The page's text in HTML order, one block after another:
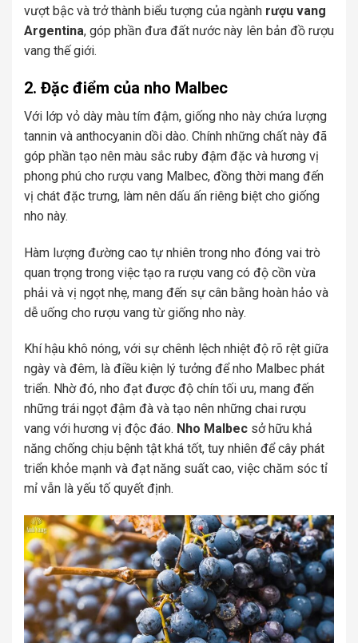
vượt bậc và trở thành biểu tượng của ngành rượu vang
Argentina, góp phần đưa đất nước này lên bản đồ rượu
vang thế giới.
2. Đặc điểm của nho Malbec
Với lớp vỏ dày màu tím đậm, giống nho này chứa lượng
tannin và anthocyanin dồi dào. Chính những chất này đã
góp phần tạo nên màu sắc ruby đậm đặc và hương vị
phong phú cho rượu vang Malbec, đồng thời mang đến
vị chát đặc trưng, làm nên dấu ấn riêng biệt cho giống
nho này.
Hàm lượng đường cao tự nhiên trong nho đóng vai trò
quan trọng trong việc tạo ra rượu vang có độ cồn vừa
phải và vị ngọt nhẹ, mang đến sự cân bằng hoàn hảo và
dễ uống cho rượu vang từ giống nho này.
Khí hậu khô nóng, với sự chênh lệch nhiệt độ rõ rệt giữa
ngày và đêm, là điều kiện lý tưởng để nho Malbec phát
triển. Nhờ đó, nho đạt được độ chín tối ưu, mang đến
những trái ngọt đậm đà và tạo nên những chai rượu
vang với hương vị độc đáo. Nho Malbec sở hữu khả
năng chống chịu bệnh tật khá tốt, tuy nhiên để cây phát
triển khỏe mạnh và đạt năng suất cao, việc chăm sóc tỉ
mỉ vẫn là yếu tố quyết định.